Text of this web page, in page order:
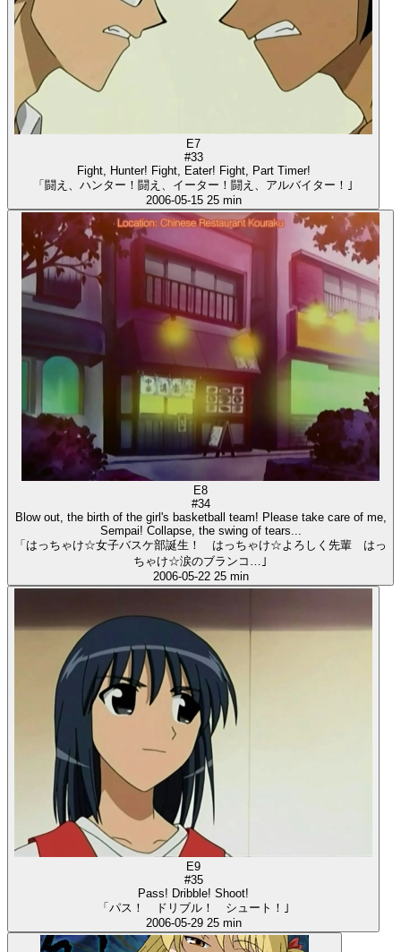
E7
#33
Fight, Hunter! Fight, Eater! Fight, Part Timer!
「闘え、ハンター！闘え、イーター！闘え、アルバイター！｣
2006-05-15 25 min
E8
#34
Blow out, the birth of the girl's basketball team! Please take care of me,
Sempai! Collapse, the swing of tears...
「はっちゃけ☆女子バスケ部誕生！ はっちゃけ☆よろしく先輩 はっ
ちゃけ☆涙のブランコ…｣
2006-05-22 25 min
E9
#35
Pass! Dribble! Shoot!
「パス！ ドリブル！ シュート！｣
2006-05-29 25 min